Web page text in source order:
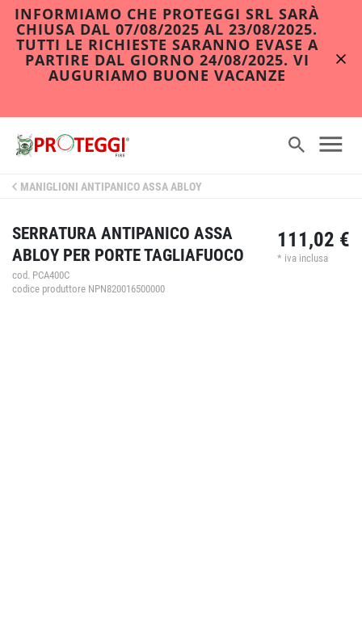
INFORMIAMO CHE PROTEGGI SRL SARÀ
CHIUSA DAL 07/08/2025 AL 23/08/2025.
TUTTI LE RICHIESTE SARANNO EVASE A
PARTIRE DAL GIORNO 24/08/2025. VI
AUGURIAMO BUONE VACANZE
MANIGLIONI ANTIPANICO ASSA ABLOY
SERRATURA ANTIPANICO ASSA
ABLOY PER PORTE TAGLIAFUOCO
cod. PCA400C
codice produttore NPN820016500000
111,02 €
* iva inclusa